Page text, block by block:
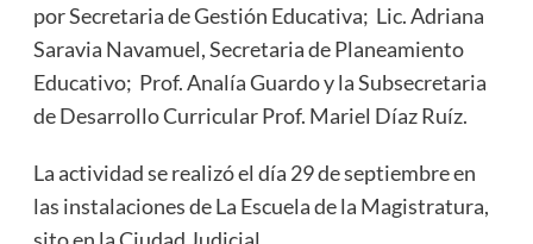
por Secretaria de Gestión Educativa; Lic. Adriana
Saravia Navamuel, Secretaria de Planeamiento
Educativo; Prof. Analía Guardo y la Subsecretaria
de Desarrollo Curricular Prof. Mariel Díaz Ruíz.
La actividad se realizó el día 29 de septiembre en
las instalaciones de La Escuela de la Magistratura,